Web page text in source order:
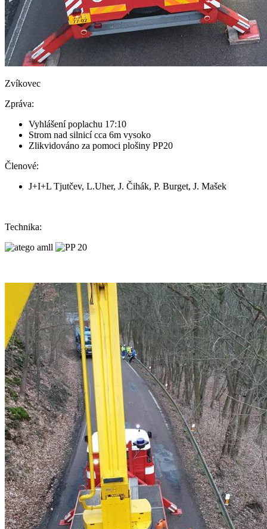
Zvíkovec
Zpráva:
Vyhlášení poplachu 17:10
Strom nad silnicí cca 6m vysoko
Zlikvidováno za pomoci plošiny PP20
Členové:
J+I+L Tjutčev, L.Uher, J. Čihák, P. Burget, J. Mašek
Technika: